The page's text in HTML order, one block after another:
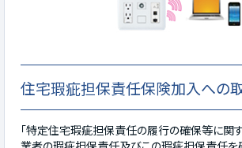
住宅瑕疵担保責任保険加入への取
「特定住宅瑕疵担保責任の履行の確保等に関す